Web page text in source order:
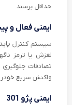
حداقل برسند.
ایمنی فعال و
لغزش یا ترمز
تصادفات
واکنش سریع
ایمنی پژو 301